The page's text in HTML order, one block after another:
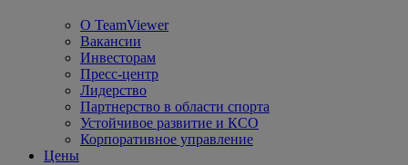
О TeamViewer
Вакансии
Инвесторам
Пресс-центр
Лидерство
Партнерство в области спорта
Устойчивое развитие и КСО
Корпоративное управление
Цены